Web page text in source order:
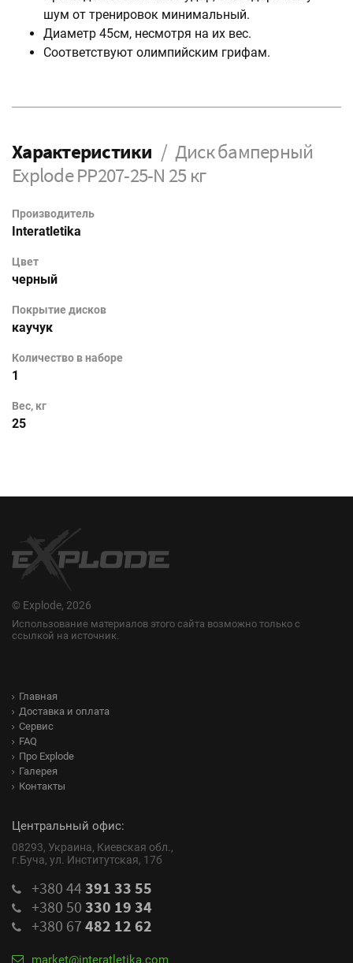
шум от тренировок минимальный.
Диаметр 45см, несмотря на их вес.
Соответствуют олимпийским грифам.
Характеристики
Диск бамперный
Explode PP207-25-N 25 кг
Производитель
Interatletika
Цвет
черный
Покрытие дисков
каучук
Количество в наборе
1
Вес, кг
25
© Explode, 2026
Использование материалов этого сайта возможно только с
ссылкой на источник.
Главная
Доставка и оплата
Сервис
FAQ
Про Explode
Галерея
Контакты
Центральный офис:
08293, Украина, Киевская обл.,
г.Буча, ул. Институтская, 17б
+380 44391 33 55
+380 50 330 19 34
+380 67 482 12 62
market@interatletika.com